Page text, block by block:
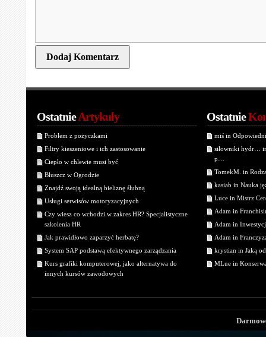
OstatnieArtykuły
Problem z pożyczkami
Filtry kieszeniowe i ich zastosowanie
Ciepło w chlewie musi być
Bluszcz w Ogrodzie
Znajdź swoją idealną bieliznę ślubną
Usługi serwisów motoryzacyjnych
Czy wiesz co wchodzi w zakres HR? Specjalistyczne
szkolenia HR
Jak prawidłowo zaparzyć herbatę?
System SAP podstawą efektywnego zarządzania
Kurs grafiki komputerowej, jako alternatywa do
innych kursów zawodowych
Ostatnie
miś in
siłowniki hydr…
p…
TomekM. in
kasiab in Nauka
Luce in Mistrz
Adam in
Adam in
Adam in
krystian in Jaką
MLue in